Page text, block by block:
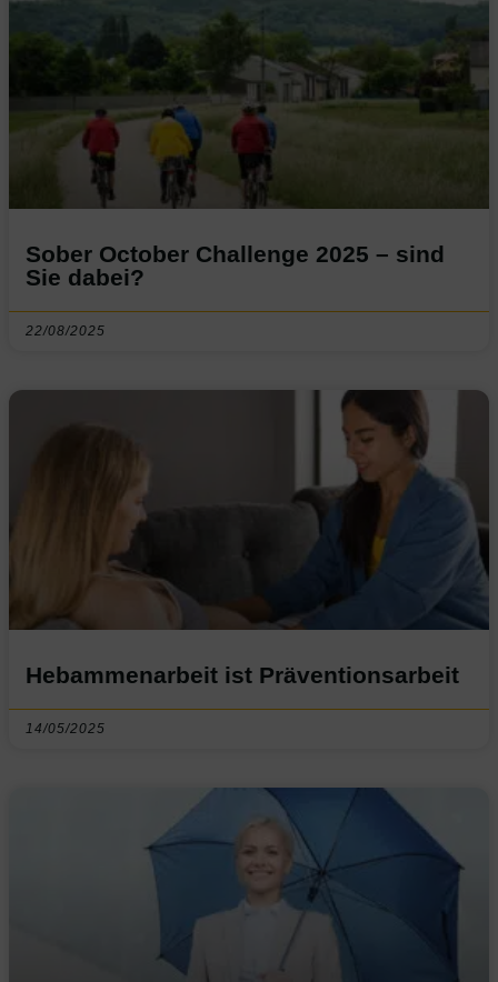
Sober October Challenge 2025 – sind
Sie dabei?
22/08/2025
Hebammenarbeit ist Präventionsarbeit
14/05/2025